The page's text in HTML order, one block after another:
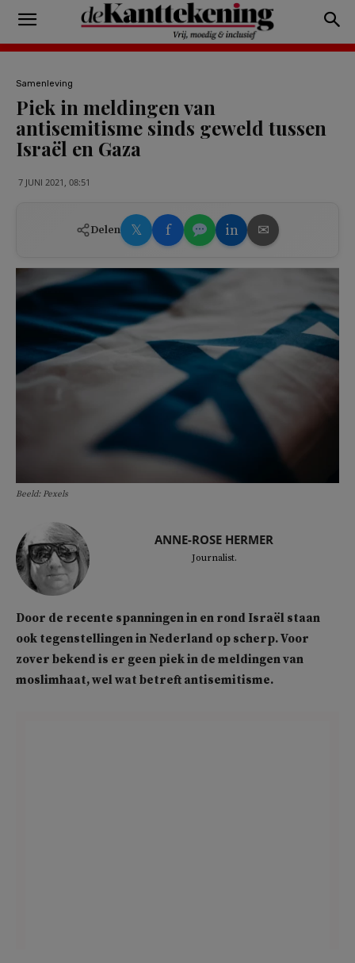
Samenleving
Piek in meldingen van
antisemitisme sinds geweld tussen
Israël en Gaza
7 JUNI 2021, 08:51
Delen 𝕏 f in ✉
Beeld: Pexels
ANNE-ROSE HERMER
Journalist.
Door de recente spanningen in en rond Israël staan
ook tegenstellingen in Nederland op scherp. Voor
zover bekend is er geen piek in de meldingen van
moslimhaat, wel wat betreft antisemitisme.